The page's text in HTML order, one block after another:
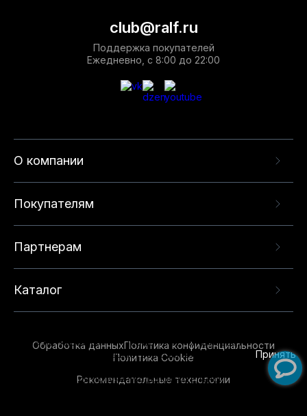
О компании
Покупателям
Партнерам
Каталог
club@ralf.ru
Поддержка покупателей
Ежедневно, с 8:00 до 22:00
Обработка данныхПолитика конфиденциальности
Политика Cookie
Рекомендательные технологии
опыта на нашем сайте. Продолжая использовать
данный сайт, вы соглашаетесь с использованием
технологий. Для получения дополнительной
Принять